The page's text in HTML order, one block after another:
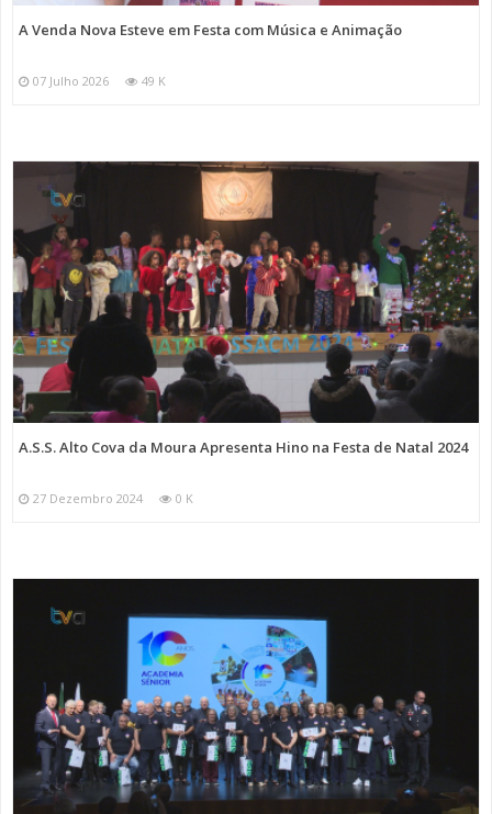
A Venda Nova Esteve em Festa com Música e Animação
07 Julho 2026 49 K
A.S.S. Alto Cova da Moura Apresenta Hino na Festa de Natal 2024
27 Dezembro 2024 0 K